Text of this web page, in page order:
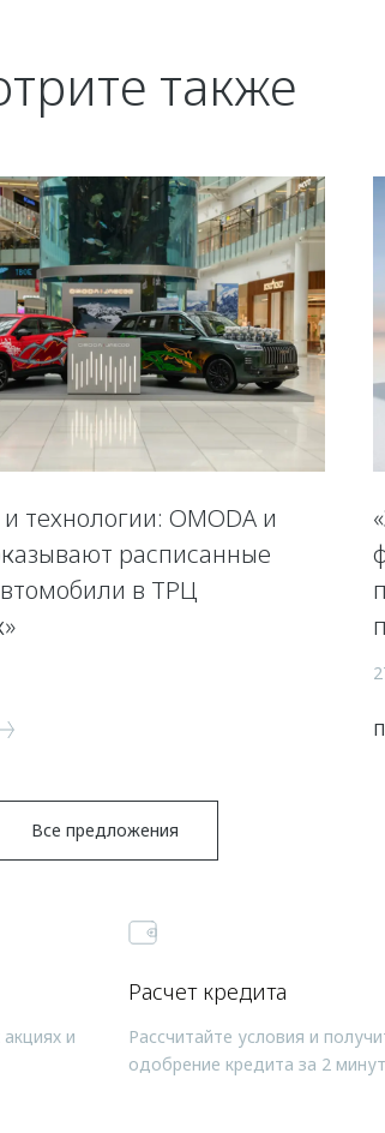
также
технологии: OMODA и
расписанные
в ТРЦ
Все предложения
и
Расчет кредита
Рассчитайте условия и
одобрение кредита за 2